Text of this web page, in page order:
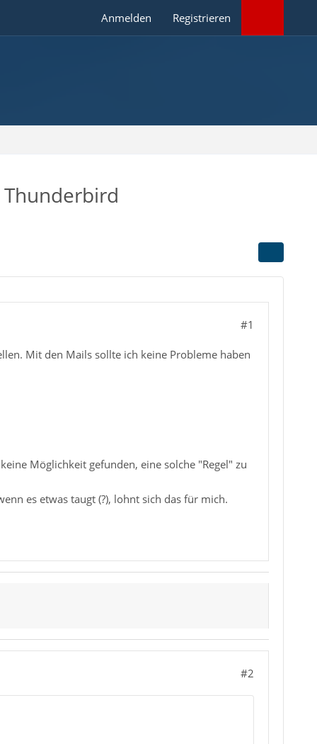
Anmelden Registrieren
#1
Mit den Mails sollte ich keine Probleme haben
Möglichkeit gefunden, eine solche "Regel" zu
es etwas taugt (?), lohnt sich das für mich.
#2